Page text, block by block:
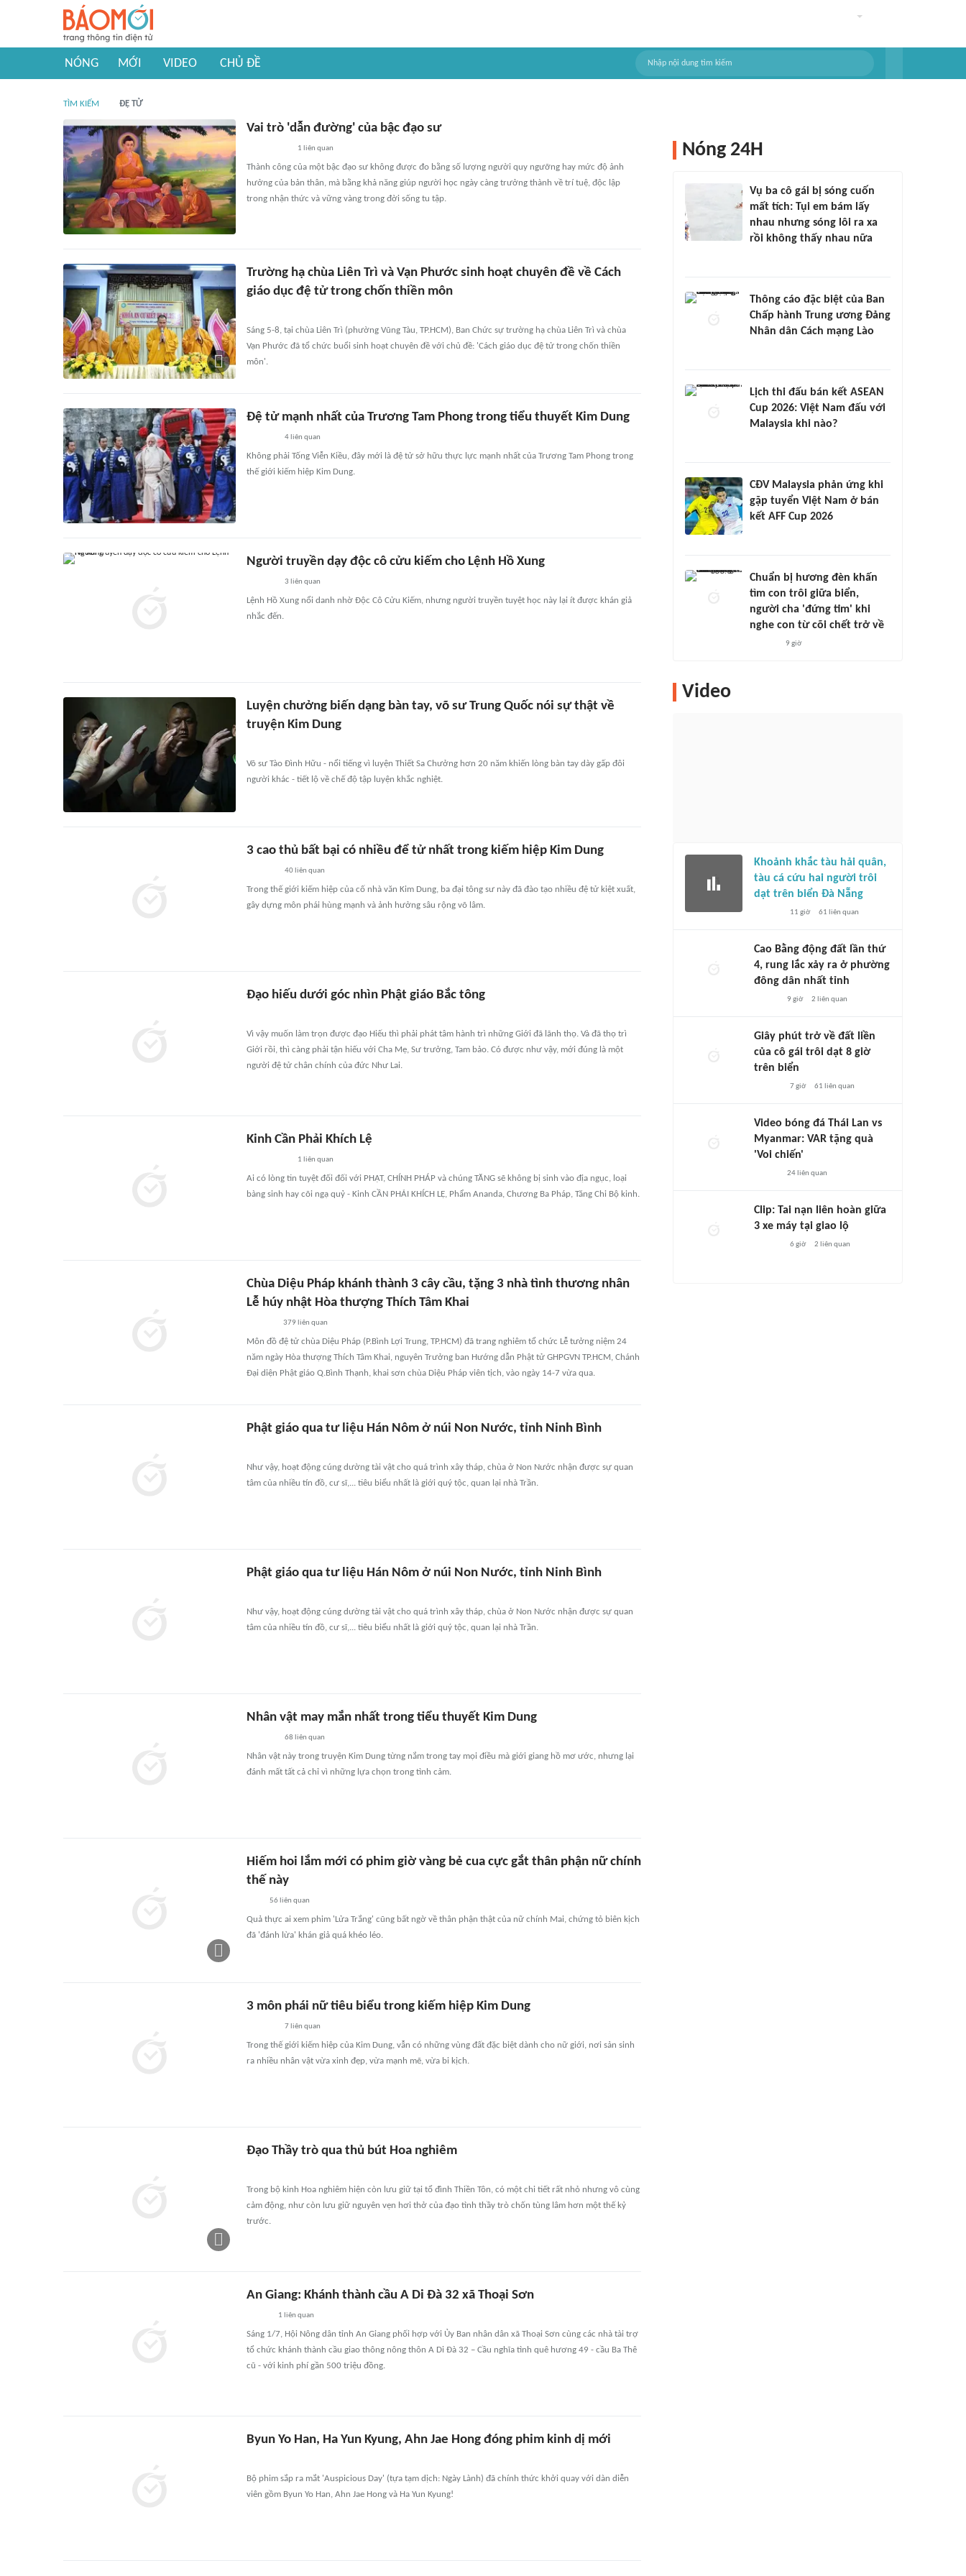
NÓNG MỚI VIDEO CHỦ ĐỀ
TÌM KIẾM ĐỆ TỬ
Vai trò 'dẫn đường' của bậc đạo sư
1 liên quan
Thành công của một bậc đạo sư không được đo bằng số lượng người quy ngưỡng hay mức độ ảnh
hưởng của bản thân, mà bằng khả năng giúp người học ngày càng trưởng thành về trí tuệ, độc lập
trong nhận thức và vững vàng trong đời sống tu tập.
Trường hạ chùa Liên Trì và Vạn Phước sinh hoạt chuyên đề về Cách
giáo dục đệ tử trong chốn thiền môn
Sáng 5-8, tại chùa Liên Trì (phường Vũng Tàu, TP.HCM), Ban Chức sự trường hạ chùa Liên Trì và chùa
Vạn Phước đã tổ chức buổi sinh hoạt chuyên đề với chủ đề: 'Cách giáo dục đệ tử trong chốn thiền
môn'.
Đệ tử mạnh nhất của Trương Tam Phong trong tiểu thuyết Kim Dung
4liên quan
Không phải Tống Viễn Kiều, đây mới là đệ tử sở hữu thực lực mạnh nhất của Trương Tam Phong trong
thế giới kiếm hiệp Kim Dung.
Người truyền dạy độc cô cửu kiếm cho Lệnh Hồ Xung
3 liên quan
Lệnh Hồ Xung nổi danh nhờ Độc Cô Cửu Kiếm, nhưng người truyền tuyệt học này lại ít được khán giả
nhắc đến.
Luyện chưởng biến dạng bàn tay, võ sư Trung Quốc nói sự thật về
truyện Kim Dung
Võ sư Tào Đình Hữu - nổi tiếng vì luyện Thiết Sa Chưởng hơn 20 năm khiến lòng bàn tay dày gấp đôi
người khác - tiết lộ về chế độ tập luyện khắc nghiệt.
3 cao thủ bất bại có nhiều để tử nhất trong kiếm hiệp Kim Dung
40liên quan
Trong thế giới kiếm hiệp của cố nhà văn Kim Dung, ba đại tông sư này đã đào tạo nhiều đệ tử kiệt xuất,
gây dựng môn phái hùng mạnh và ảnh hưởng sâu rộng võ lâm.
Đạo hiếu dưới góc nhìn Phật giáo Bắc tông
Vì vậy muốn làm trọn được đạo Hiếu thì phải phát tâm hành trì những Giới đã lãnh thọ. Và đã thọ trì
Giới rồi, thì càng phải tận hiếu với Cha Mẹ, Sư trưởng, Tam bảo. Có được như vậy, mới đúng là một
người đệ tử chân chính của đức Như Lai.
Kinh Cần Phải Khích Lệ
1 liên quan
Ai có lòng tin tuyệt đối đối với PHẬT, CHÍNH PHÁP và chúng TĂNG sẽ không bị sinh vào địa ngục, loại
bàng sinh hay cõi ngạ quỷ - Kinh CẦN PHẢI KHÍCH LỆ, Phẩm Ananda, Chương Ba Pháp, Tăng Chi Bộ kinh.
Chùa Diệu Pháp khánh thành 3 cây cầu, tặng 3 nhà tình thương nhân
Lễ húy nhật Hòa thượng Thích Tâm Khai
379 liên quan
Môn đồ đệ tử chùa Diệu Pháp (P.Bình Lợi Trung, TP.HCM) đã trang nghiêm tổ chức Lễ tưởng niệm 24
năm ngày Hòa thượng Thích Tâm Khai, nguyên Trưởng ban Hướng dẫn Phật tử GHPGVN TP.HCM, Chánh
Đại diện Phật giáo Q.Bình Thạnh, khai sơn chùa Diệu Pháp viên tịch, vào ngày 14-7 vừa qua.
Phật giáo qua tư liệu Hán Nôm ở núi Non Nước, tỉnh Ninh Bình
Như vậy, hoạt động cúng dường tài vật cho quá trình xây tháp, chùa ở Non Nước nhận được sự quan
tâm của nhiều tín đồ, cư sĩ,... tiêu biểu nhất là giới quý tộc, quan lại nhà Trần.
Phật giáo qua tư liệu Hán Nôm ở núi Non Nước, tỉnh Ninh Bình
Như vậy, hoạt động cúng dường tài vật cho quá trình xây tháp, chùa ở Non Nước nhận được sự quan
tâm của nhiều tín đồ, cư sĩ,... tiêu biểu nhất là giới quý tộc, quan lại nhà Trần.
Nhân vật may mắn nhất trong tiểu thuyết Kim Dung
68 liên quan
Nhân vật này trong truyện Kim Dung từng nắm trong tay mọi điều mà giới giang hồ mơ ước, nhưng lại
đánh mất tất cả chỉ vì những lựa chọn trong tình cảm.
Hiếm hoi lắm mới có phim giờ vàng bẻ cua cực gắt thân phận nữ chính
thế này
56 liên quan
Quả thực ai xem phim 'Lửa Trắng' cũng bất ngờ về thân phận thật của nữ chính Mai, chứng tỏ biên kịch
đã 'đánh lừa' khán giả quá khéo léo.
3 môn phái nữ tiêu biểu trong kiếm hiệp Kim Dung
7liên quan
Trong thế giới kiếm hiệp của Kim Dung, vẫn có những vùng đất đặc biệt dành cho nữ giới, nơi sản sinh
ra nhiều nhân vật vừa xinh đẹp, vừa mạnh mẽ, vừa bi kịch.
Đạo Thầy trò qua thủ bút Hoa nghiêm
Trong bộ kinh Hoa nghiêm hiện còn lưu giữ tại tổ đình Thiền Tôn, có một chi tiết rất nhỏ nhưng vô cùng
cảm động, như còn lưu giữ nguyên vẹn hơi thở của đạo tình thầy trò chốn tùng lâm hơn một thế kỷ
trước.
An Giang: Khánh thành cầu A Di Đà 32 xã Thoại Sơn
1 liên quan
Sáng 1/7, Hội Nông dân tỉnh An Giang phối hợp với Ủy Ban nhân dân xã Thoại Sơn cùng các nhà tài trợ
tổ chức khánh thành cầu giao thông nông thôn A Di Đà 32 – Cầu nghĩa tình quê hương 49 - cầu Ba Thê
cũ - với kinh phí gần 500 triệu đồng.
Byun Yo Han, Ha Yun Kyung, Ahn Jae Hong đóng phim kinh dị mới
Bộ phim sắp ra mắt 'Auspicious Day' (tựa tạm dịch: Ngày Lành) đã chính thức khởi quay với dàn diễn
viên gồm Byun Yo Han, Ahn Jae Hong và Ha Yun Kyung!
Nóng 24H
Vụ ba cô gái bị sóng cuốn
mất tích: Tụi em bám lấy
nhau nhưng sóng lôi ra xa
rồi không thấy nhau nữa
Thông cáo đặc biệt của Ban
Chấp hành Trung ương Đảng
Nhân dân Cách mạng Lào
Lịch thi đấu bán kết ASEAN
Cup 2026: Việt Nam đấu với
Malaysia khi nào?
CĐV Malaysia phản ứng khi
gặp tuyển Việt Nam ở bán
kết AFF Cup 2026
Chuẩn bị hương đèn khấn
tìm con trôi giữa biển,
người cha 'đứng tim' khi
nghe con từ cõi chết trở về
9 giờ
Video
Khoảnh khắc tàu hải quân,
tàu cá cứu hai người trôi
dạt trên biển Đà Nẵng
11 giờ 61 liên quan
Cao Bằng động đất lần thứ
4, rung lắc xảy ra ở phường
đông dân nhất tỉnh
9 giờ 2 liên quan
Giây phút trở về đất liền
của cô gái trôi dạt 8 giờ
trên biển
7 giờ 61 liên quan
Video bóng đá Thái Lan vs
Myanmar: VAR tặng quà
'Voi chiến'
24liên quan
Clip: Tai nạn liên hoàn giữa
3 xe máy tại giao lộ
6 giờ 2 liên quan